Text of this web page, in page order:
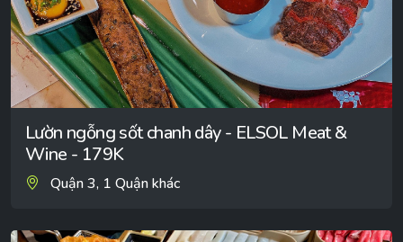
Lườn ngỗng sốt chanh dây - ELSOL Meat &
Wine - 179K
Quận 3, 1 Quận khác